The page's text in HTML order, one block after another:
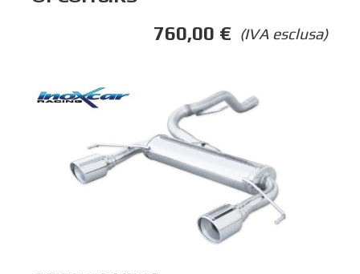
(IVA esclusa)
760,00 €